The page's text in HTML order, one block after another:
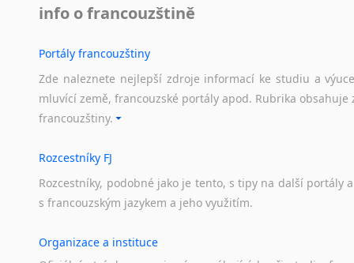
info o francouzštině
Portály francouzštiny
Zde naleznete nejlepší zdroje informací ke studiu a
mluvící země, francouzské portály apod. Rubrika
francouzštiny.
Rozcestníky FJ
Rozcestníky, podobné jako je tento, s tipy na další portály a
s francouzským jazykem a jeho využitím.
Organizace a instituce